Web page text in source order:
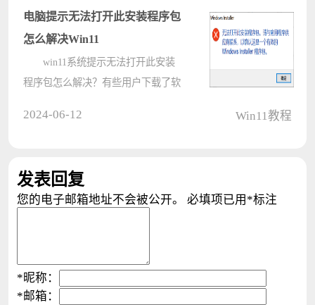
复小组件的显示，今日的win11教程
就来为????
电脑提示无法打开此安装程序包
怎么解决Win11
win11系统提示无法打开此安装
程序包怎么解决？有些用户下载了软
程就????
2024-06-12 Win11教程
发表回复
您的电子邮箱地址不会被公开。 必填项已用 *标注
*昵称：
*邮箱：